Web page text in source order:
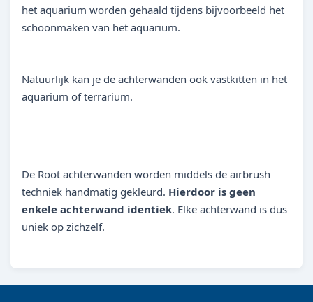
het aquarium worden gehaald tijdens bijvoorbeeld het
schoonmaken van het aquarium.
Natuurlijk kan je de achterwanden ook vastkitten in het
aquarium of terrarium.
De Root achterwanden worden middels de airbrush
techniek handmatig gekleurd. Hierdoor is geen
enkele achterwand identiek. Elke achterwand is dus
uniek op zichzelf.